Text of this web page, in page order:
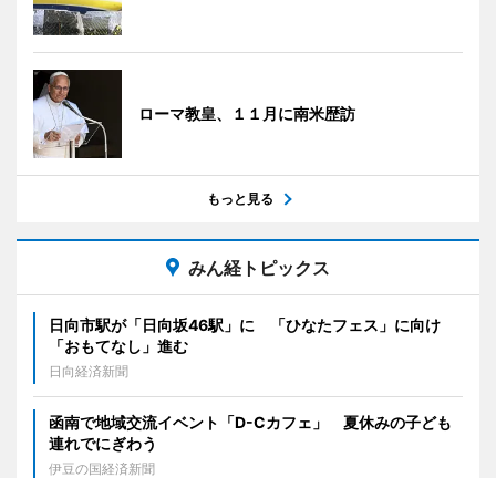
ローマ教皇、１１月に南米歴訪
もっと見る
みん経トピックス
日向市駅が「日向坂46駅」に 「ひなたフェス」に向け
「おもてなし」進む
日向経済新聞
函南で地域交流イベント「D-Cカフェ」 夏休みの子ども
連れでにぎわう
伊豆の国経済新聞